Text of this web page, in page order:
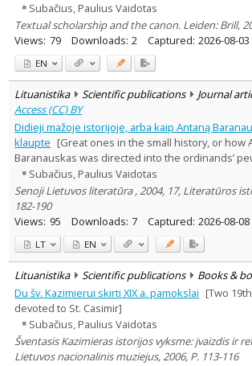
Subačius, Paulius Vaidotas
Textual scholarship and the canon. Leiden: Brill,
Views: 79 Downloads: 2 Captured: 2026-08-
EN
Lituanistika Scientific publications Journal
Access (CC) BY
Didieji mažoje istorijoje, arba kaip Antaną
klaupte [Great ones in the small history, or how
Baranauskas was directed into the ordinands’
Subačius, Paulius Vaidotas
Senoji Lietuvos literatūra , 2004, 17, Literatūros
182-190
Views: 95 Downloads: 7 Captured: 2026-08-08
LT EN
Lituanistika Scientific publications Books &
Du šv. Kazimierui skirti XIX a. pamokslai [Two
devoted to St. Casimir]
Subačius, Paulius Vaidotas
Šventasis Kazimieras istorijos vyksme: įvaizdis ir
Lietuvos nacionalinis muziejus, 2006, P. 113-116